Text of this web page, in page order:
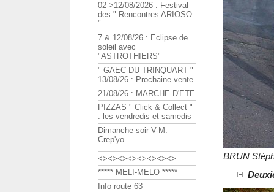
BRUN
02->12/08/2026 : Festival
des " Rencontres ARIOSO
"
7 & 12/08/26 : Eclipse de
soleil avec
"ASTROTHIERS"
" GAEC DU TRINQUART "
13/08/26 : Prochaine vente
21/08/26 : MARCHE D'ETE
PIZZAS " Click & Collect "
: les vendredis et samedis
Dimanche soir V-M:
Crep'yo
<><><><><><><><>
***** MELI-MELO *****
Info route 63